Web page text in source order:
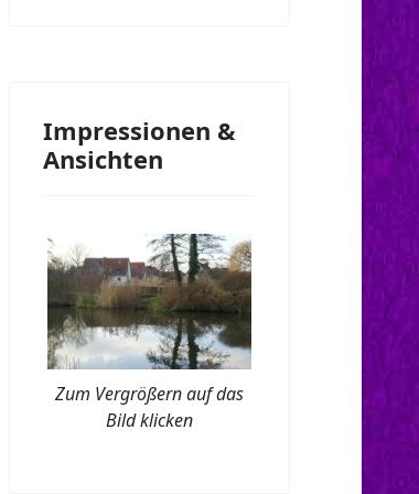
Impressionen &
Ansichten
Zum Vergrößern auf das
Bild klicken